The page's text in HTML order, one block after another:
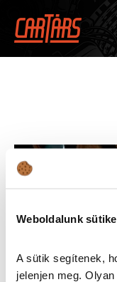
Weboldalunk
A sütik segítenek,
jelenjen meg.